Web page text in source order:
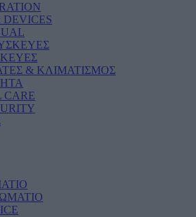
DEVICES
& ΚΛΙΜΑΤΙΣΜΟΣ
CARE